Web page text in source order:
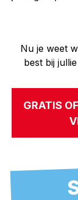
Nu je weet
best bij
GRATIS